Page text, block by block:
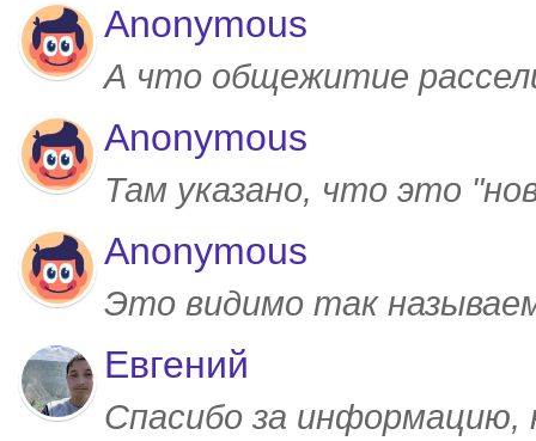
Anonymous
А что общежитие
Anonymous
Там указано, что это
Anonymous
Это видимо так
Евгений
Спасибо за